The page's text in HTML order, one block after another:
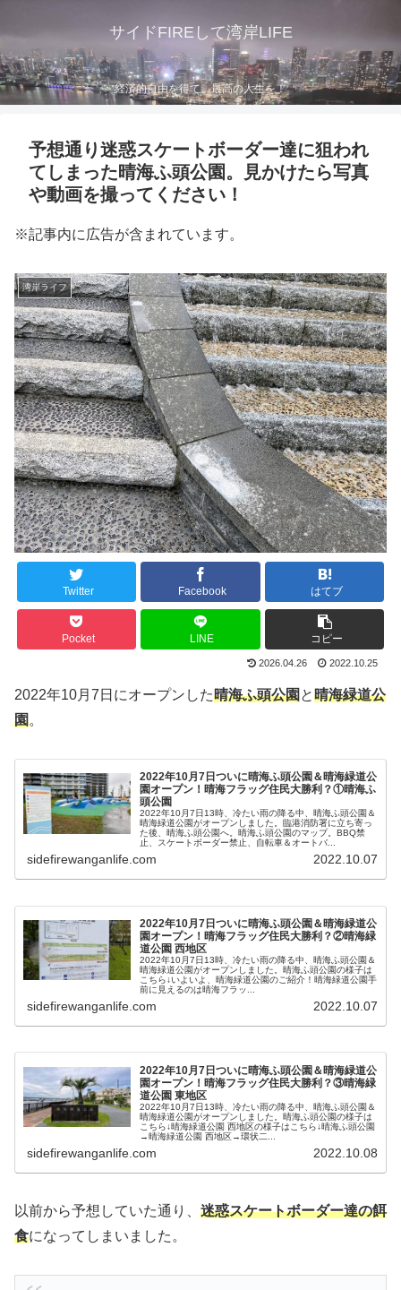
サイドFIREして湾岸LIFE
経済的自由を得て、最高の人生を！
予想通り迷惑スケートボーダー達に狙われ
てしまった晴海ふ頭公園。見かけたら写真
や動画を撮ってください！
※記事内に広告が含まれています。
湾岸ライフ
Twitter Facebook はてブ
Pocket LINE コピー
2026.04.26 2022.10.25
2022年10月7日にオープンした晴海ふ頭公園と晴海緑道公
園。
2022年10月7日ついに晴海ふ頭公園＆晴海緑道公
園オープン！晴海フラッグ住民大勝利？①晴海ふ
頭公園
2022年10月7日13時、冷たい雨の降る中、晴海ふ頭公園＆
晴海緑道公園がオープンしました。臨港消防署に立ち寄っ
た後、晴海ふ頭公園へ。晴海ふ頭公園のマップ。BBQ禁
止、スケートボーダー禁止、自転車＆オートバ...
sidefirewanganlife.com 2022.10.07
2022年10月7日ついに晴海ふ頭公園＆晴海緑道公
園オープン！晴海フラッグ住民大勝利？②晴海緑
道公園 西地区
2022年10月7日13時、冷たい雨の降る中、晴海ふ頭公園＆
晴海緑道公園がオープンしました。晴海ふ頭公園の様子は
こちら↓いよいよ、晴海緑道公園のご紹介！晴海緑道公園手
前に見えるのは晴海フラッ...
sidefirewanganlife.com 2022.10.07
2022年10月7日ついに晴海ふ頭公園＆晴海緑道公
園オープン！晴海フラッグ住民大勝利？③晴海緑
道公園 東地区
2022年10月7日13時、冷たい雨の降る中、晴海ふ頭公園＆
晴海緑道公園がオープンしました。晴海ふ頭公園の様子は
こちら↓晴海緑道公園 西地区の様子はこちら↓晴海ふ頭公園
→晴海緑道公園 西地区→環状二...
sidefirewanganlife.com 2022.10.08
以前から予想していた通り、 迷惑スケートボーダー達の餌
食になってしまいました。